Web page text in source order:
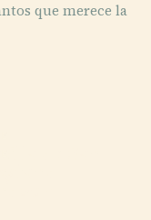
que merece la